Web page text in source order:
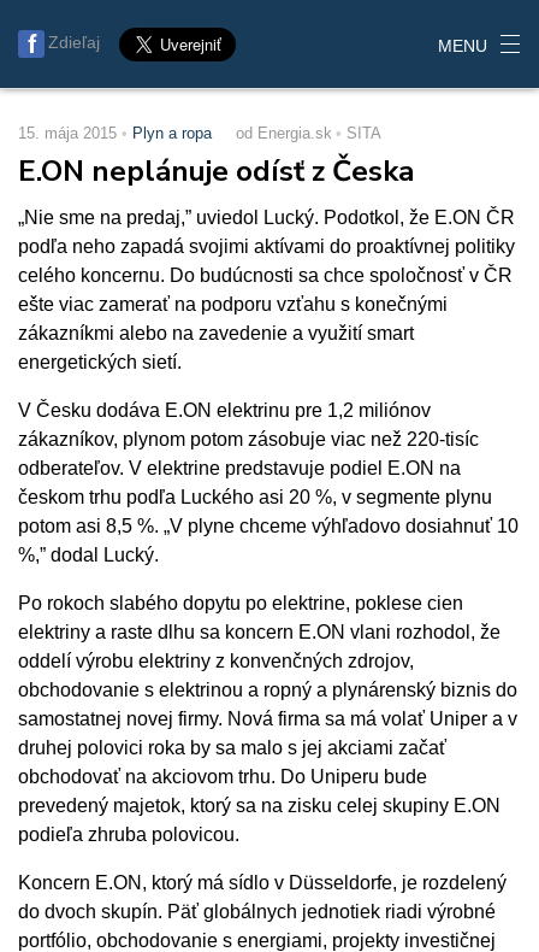
Zdieľaj MENU
15. mája 2015 Plyn a ropa od Energia.sk SITA
E.ON neplánuje odísť z Česka
„Nie sme na predaj,” uviedol Lucký. Podotkol, že E.ON ČR
podľa neho zapadá svojimi aktívami do proaktívnej politiky
celého koncernu. Do budúcnosti sa chce spoločnosť v ČR
ešte viac zamerať na podporu vzťahu s konečnými
zákazníkmi alebo na zavedenie a využití smart
energetických sietí.
V Česku dodáva E.ON elektrinu pre 1,2 miliónov
zákazníkov, plynom potom zásobuje viac než 220-tisíc
odberateľov. V elektrine predstavuje podiel E.ON na
českom trhu podľa Luckého asi 20 %, v segmente plynu
potom asi 8,5 %. „V plyne chceme výhľadovo dosiahnuť 10
%,” dodal Lucký.
Po rokoch slabého dopytu po elektrine, poklese cien
elektriny a raste dlhu sa koncern E.ON vlani rozhodol, že
oddelí výrobu elektriny z konvenčných zdrojov,
obchodovanie s elektrinou a ropný a plynárenský biznis do
samostatnej novej firmy. Nová firma sa má volať Uniper a v
druhej polovici roka by sa malo s jej akciami začať
obchodovať na akciovom trhu. Do Uniperu bude
prevedený majetok, ktorý sa na zisku celej skupiny E.ON
podieľa zhruba polovicou.
Koncern E.ON, ktorý má sídlo v Düsseldorfe, je rozdelený
do dvoch skupín. Päť globálnych jednotiek riadi výrobné
portfólio, obchodovanie s energiami, projekty investičnej